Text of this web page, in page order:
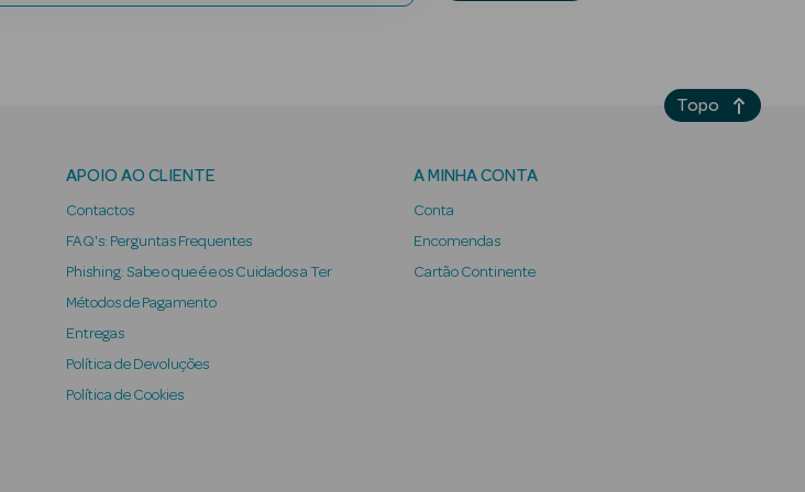
APOIO AO CLIENTE
Contactos
FAQ's: Perguntas Frequentes
Phishing: Sabe o que é e os Cuidados a Ter
Métodos de Pagamento
Entregas
Política de Devoluções
Política de Cookies
A MINHA CONTA
Conta
Encomendas
Cartão Continente
Topo